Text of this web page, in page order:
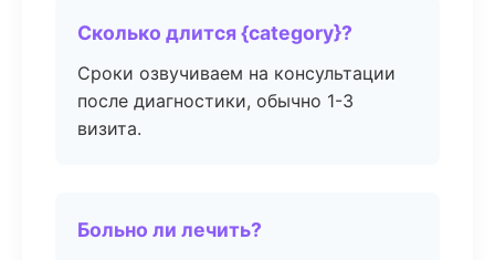
Сколько длится {category}?
Сроки озвучиваем на консультации
после диагностики, обычно 1-3
визита.
Больно ли лечить?